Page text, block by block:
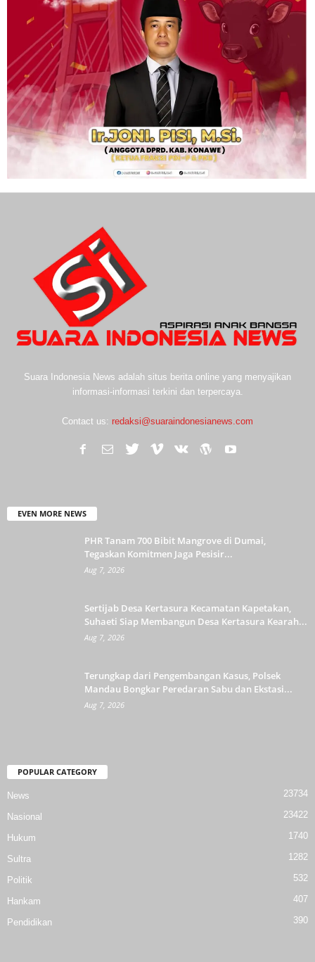
Suara Indonesia News adalah situs berita online yang menyajikan
informasi-informasi terkini dan terpercaya.
Contact us: redaksi@suaraindonesianews.com
EVEN MORE NEWS
PHR Tanam 700 Bibit Mangrove di Dumai,
Tegaskan Komitmen Jaga Pesisir...
Aug 7, 2026
Sertijab Desa Kertasura Kecamatan Kapetakan,
Suhaeti Siap Membangun Desa Kertasura Kearah...
Aug 7, 2026
Terungkap dari Pengembangan Kasus, Polsek
Mandau Bongkar Peredaran Sabu dan Ekstasi...
Aug 7, 2026
POPULAR CATEGORY
News 23734
Nasional 23422
Hukum 1740
Sultra 1282
Politik 532
Hankam 407
Pendidikan 390